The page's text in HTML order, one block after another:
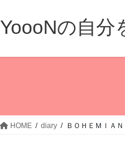
YoooNの自分
HOME diary ＢＯＨＥＭＩＡＮ